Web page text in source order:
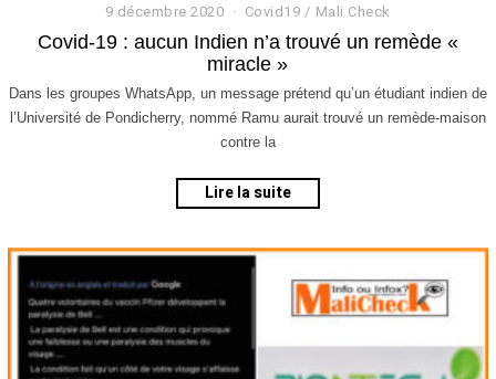
9 décembre 2020
2
j
a
n
v
e
2
0
1
Covid19 / Mali Check
Covid-19 : aucun Indien n’a trouvé un remède «
miracle »
Dans les groupes WhatsApp, un message prétend qu’un étudiant indien de
l’Université de Pondicherry, nommé Ramu aurait trouvé un remède-maison
contre la
Lire la suite